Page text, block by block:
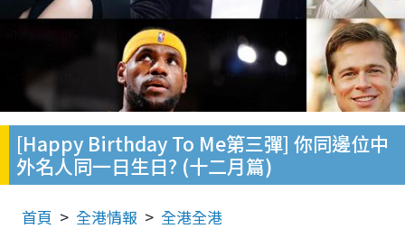
[Happy Birthday To Me第三彈] 你同邊位中
外名人同一日生日? (十二月篇)
首頁 全港情報 全港全港